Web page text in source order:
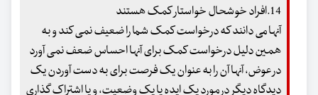
14.افراد خوشحال خواستار کمک هستند
آنها می دانند که درخواست کمک شما را ضعیف نمی کند و به
همین دلیل درخواست کمک برای آنها احساس ضعف نمی آورد
در عوض، آنها آن را به عنوان یک فرصت برای به دست آوردن یک
دیدگاه دیگر در مورد یک ایده یا یک وضعیت، و یا اشتراک گذاری